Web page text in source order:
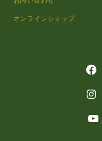
オンラインショップ